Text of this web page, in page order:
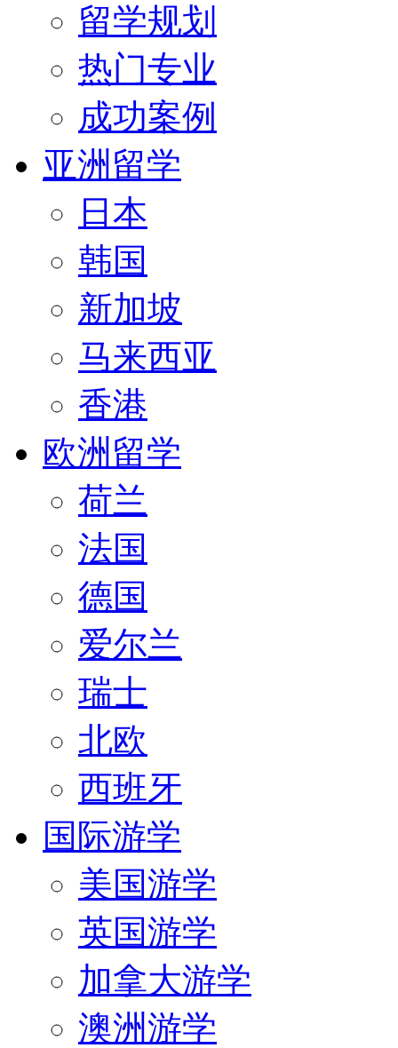
留学规划
热门专业
成功案例
亚洲留学
日本
韩国
新加坡
马来西亚
香港
欧洲留学
荷兰
法国
德国
爱尔兰
瑞士
北欧
西班牙
国际游学
美国游学
英国游学
加拿大游学
澳洲游学